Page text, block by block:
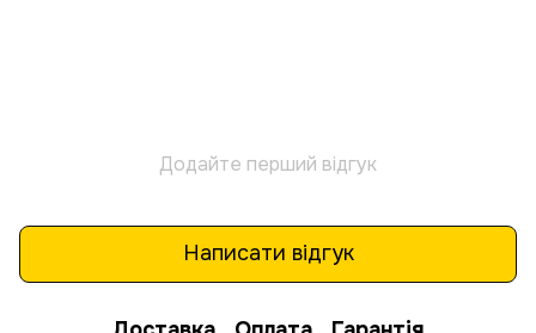
Додайте перший відгук
Написати відгук